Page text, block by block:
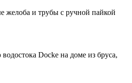
желоба и трубы с ручной пайкой